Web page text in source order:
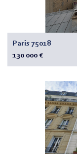
Paris 75018
130 000 €